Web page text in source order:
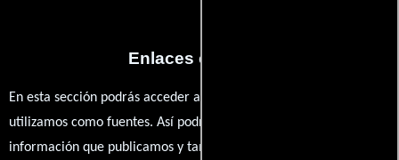
Enlaces externos
En esta sección podrás acceder a los recursos externos que
utilizamos como fuentes. Así podrás chequear toda la
información que publicamos y también ampliar tu conocimiento